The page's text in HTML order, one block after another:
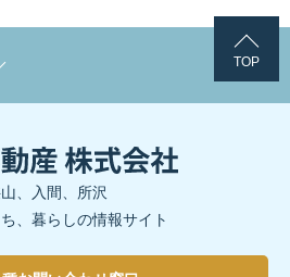
、立地、広さや間取り、周辺環境など
の築年数ごとの売却相場
円
知る方法
調べる
を活用する
売却相談はこちら
な「確定申告」も忘れずに
依頼することを「一括査定」といいま
問査定」の他に、ネット上ですぐに査
査定」とも呼ばれ、AIにより自動的に
TOP
、入間、所沢
、暮らしの情報サイト